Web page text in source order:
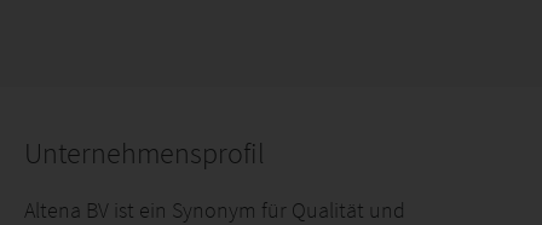
Unternehmensprofil
Altena BV ist ein Synonym für Qualität und